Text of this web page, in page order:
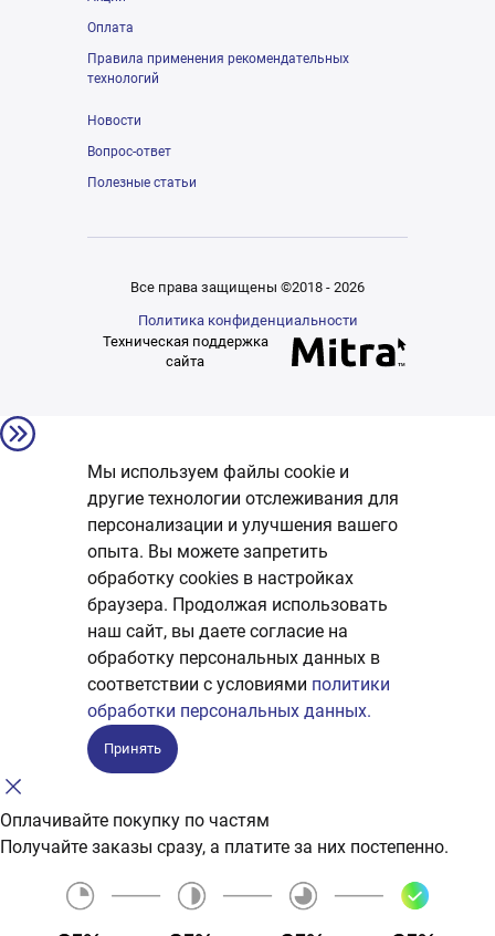
Оплата
Правила применения рекомендательных
технологий
Новости
Вопрос-ответ
Полезные статьи
Все права защищены ©2018 - 2026
Политика конфиденциальности
Техническая поддержка
сайта
Мы используем файлы cookie и
другие технологии отслеживания для
персонализации и улучшения вашего
опыта. Вы можете запретить
обработку сookies в настройках
браузера. Продолжая использовать
наш сайт, вы даете согласие на
обработку персональных данных в
соответствии с условиями политики
обработки персональных данных.
Принять
Оплачивайте покупку по частям
Получайте заказы сразу, а платите за них постепенно.